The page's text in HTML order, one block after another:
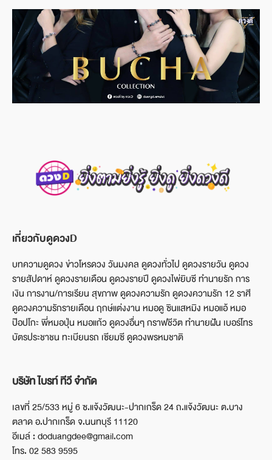
เกี่ยวกับดูดวงD
บทความดูดวง ข่าวโหรดวง วันมงคล ดูดวงทั่วไป ดูดวงรายวัน ดูดวง
รายสัปดาห์ ดูดวงรายเดือน ดูดวงรายปี ดูดวงไพ่ยิบซี ทำนายรัก การ
เงิน การงาน/การเรียน สุขภาพ ดูดวงความรัก ดูดวงความรัก 12 ราศี
ดูดวงความรักรายเดือน ฤกษ์แต่งงาน หมอดู ซินแสหมิง หมอแอ้ หมอ
ป๊อปโกะ พี่หมอปุ่น หมอแก้ว ดูดวงอื่นๆ กราฟชีวิต ทำนายฝัน เบอร์โทร
บัตรประชาชน ทะเบียนรถ เซียมซี ดูดวงพรหมชาติ
บริษัท ไบรท์ ทีวี จำกัด
เลขที่ 25/533 หมู่ 6 ซ.แจ้งวัฒนะ-ปากเกร็ด 24 ถ.แจ้งวัฒนะ ต.บาง
ตลาด อ.ปากเกร็ด จ.นนทบุรี 11120
อีเมล์ : doduangdee@gmail.com
โทร. 02 583 9595